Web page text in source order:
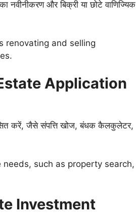
नवीनीकरण और बिक्री या छोटे वाणिज्यिक
renovating and selling
Estate Application
करें, जैसे संपत्ति खोज, बंधक कैलकुलेटर,
such as property search,
Investment